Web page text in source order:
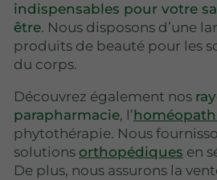
indispensables pour votre
être. Nous disposons d’une
produits de beauté pour les
du corps.
Découvrez également nos
parapharmacie, l’
phytothérapie. Nous
solutions orthopédiques en
De plus, nous assurons la